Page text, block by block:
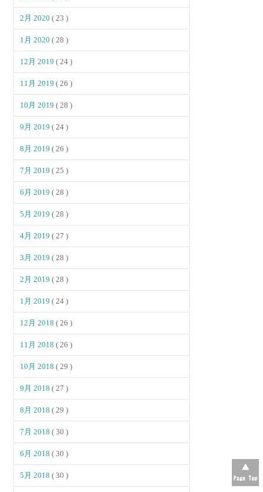
2月 2020( 23 )
1月 2020( 28 )
12月 2019( 24 )
11月 2019( 26 )
10月 2019( 28 )
9月 2019( 24 )
8月 2019( 26 )
7月 2019( 25 )
6月 2019( 28 )
5月 2019( 28 )
4月 2019( 27 )
3月 2019( 28 )
2月 2019( 28 )
1月 2019( 24 )
12月 2018( 26 )
11月 2018( 26 )
10月 2018( 29 )
9月 2018( 27 )
8月 2018( 29 )
7月 2018( 30 )
6月 2018( 30 )
5月 2018( 30 )